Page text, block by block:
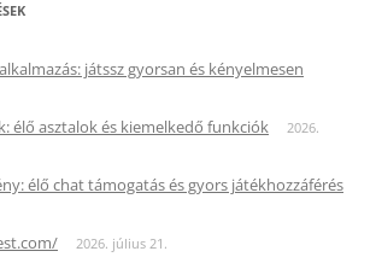
játssz gyorsan és kényelmesen
élő asztalok és kiemelkedő funkciók
2026.
élő chat támogatás és gyors játékhozzáférés
2026. július 21.